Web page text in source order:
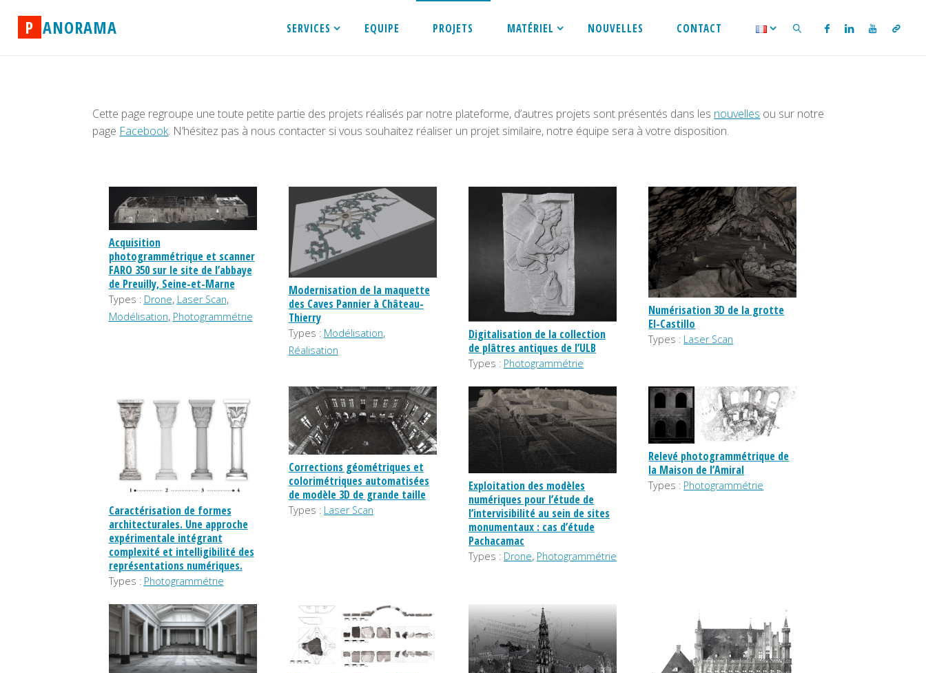
content
P ANORAMA SERVICES EQUIPE PROJETS MATÉRIEL NOUVELLES CONTACT
Cette page regroupe une toute petite partie des projets réalisés par notre plateforme, d’autres projets sont présentés dans les nouvelles ou sur notre
page Facebook. N’hésitez pas à nous contacter si vous souhaitez réaliser un projet similaire, notre équipe sera à votre disposition.
Acquisition
photogrammétrique et scanner
FARO 350 sur le site de l’abbaye
de Preuilly, Seine-et-Marne
Types : Drone, Laser Scan,
Modélisation, Photogrammétrie
Modernisation de la maquette
des Caves Pannier à Château-
Thierry
Types : Modélisation,
Réalisation
Digitalisation de la collection
de plâtres antiques de l’ULB
Types : Photogrammétrie
Numérisation 3D de la grotte
El-Castillo
Types : Laser Scan
Caractérisation de formes
architecturales. Une approche
expérimentale intégrant
complexité et intelligibilité des
représentations numériques.
Types : Photogrammétrie
Corrections géométriques et
colorimétriques automatisées
de modèle 3D de grande taille
Types : Laser Scan
Exploitation des modèles
numériques pour l’étude de
l’intervisibilité au sein de sites
monumentaux : cas d’étude
Pachacamac
Types : Drone, Photogrammétrie
Relevé photogrammétrique de
la Maison de l’Amiral
Types : Photogrammétrie